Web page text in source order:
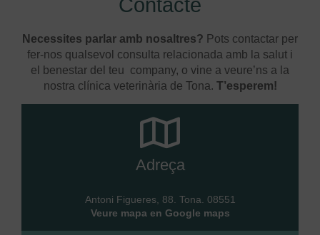
Contacte
Necessites parlar amb nosaltres? Pots contactar per
fer-nos qualsevol consulta relacionada amb la salut i
el benestar del teu company, o vine a veure’ns a la
nostra clínica veterinària de Tona. T’esperem!
Adreça
Antoni Figueres, 88. Tona. 08551
Veure mapa en Google maps